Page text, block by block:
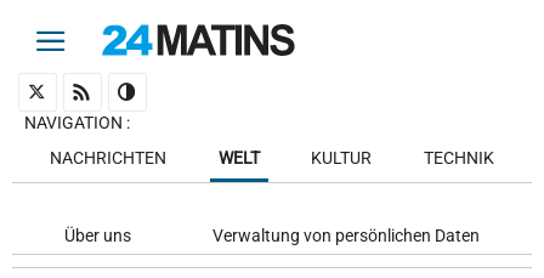
NAVIGATION :
NACHRICHTEN
WELT KULTUR TECHNIK
Über uns Verwaltung von persönlichen Daten